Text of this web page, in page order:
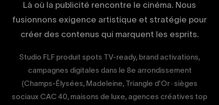
Là où la publicité rencontre le cinéma. Nous
fusionnons exigence artistique et stratégie pour
créer des contenus qui marquent les esprits.
Studio FLF produit spots TV-ready, brand activations,
campagnes digitales dans le 8e arrondissement
(Champs-Élysées, Madeleine, Triangle d'Or · sièges
sociaux CAC 40, maisons de luxe, agences créatives top